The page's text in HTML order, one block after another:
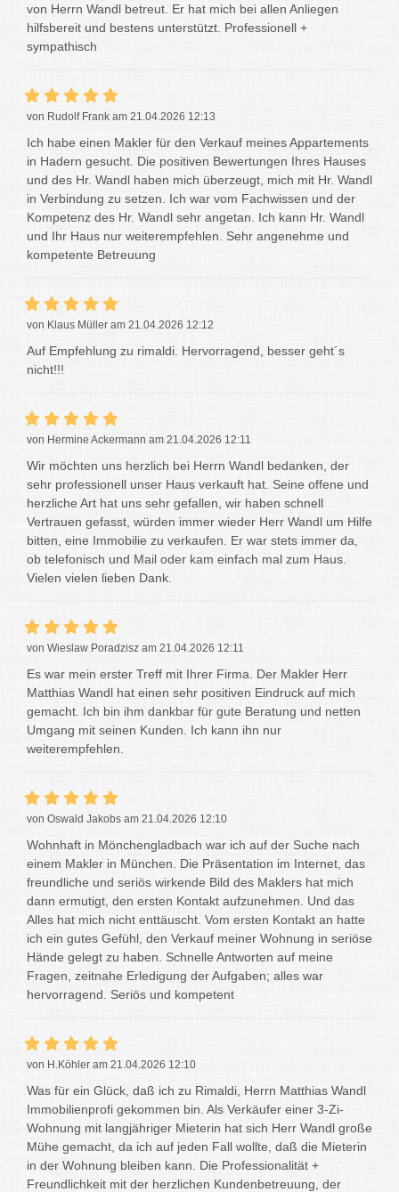
von Herrn Wandl betreut. Er hat mich bei allen Anliegen
hilfsbereit und bestens unterstützt. Professionell +
sympathisch
von Rudolf Frank am 21.04.2026 12:13
Ich habe einen Makler für den Verkauf meines Appartements
in Hadern gesucht. Die positiven Bewertungen Ihres Hauses
und des Hr. Wandl haben mich überzeugt, mich mit Hr. Wandl
in Verbindung zu setzen. Ich war vom Fachwissen und der
Kompetenz des Hr. Wandl sehr angetan. Ich kann Hr. Wandl
und Ihr Haus nur weiterempfehlen. Sehr angenehme und
kompetente Betreuung
von Klaus Müller am 21.04.2026 12:12
Auf Empfehlung zu rimaldi. Hervorragend, besser geht´s
nicht!!!
von Hermine Ackermann am 21.04.2026 12:11
Wir möchten uns herzlich bei Herrn Wandl bedanken, der
sehr professionell unser Haus verkauft hat. Seine offene und
herzliche Art hat uns sehr gefallen, wir haben schnell
Vertrauen gefasst, würden immer wieder Herr Wandl um Hilfe
bitten, eine Immobilie zu verkaufen. Er war stets immer da,
ob telefonisch und Mail oder kam einfach mal zum Haus.
Vielen vielen lieben Dank.
von Wieslaw Poradzisz am 21.04.2026 12:11
Es war mein erster Treff mit Ihrer Firma. Der Makler Herr
Matthias Wandl hat einen sehr positiven Eindruck auf mich
gemacht. Ich bin ihm dankbar für gute Beratung und netten
Umgang mit seinen Kunden. Ich kann ihn nur
weiterempfehlen.
von Oswald Jakobs am 21.04.2026 12:10
Wohnhaft in Mönchengladbach war ich auf der Suche nach
einem Makler in München. Die Präsentation im Internet, das
freundliche und seriös wirkende Bild des Maklers hat mich
dann ermutigt, den ersten Kontakt aufzunehmen. Und das
Alles hat mich nicht enttäuscht. Vom ersten Kontakt an hatte
ich ein gutes Gefühl, den Verkauf meiner Wohnung in seriöse
Hände gelegt zu haben. Schnelle Antworten auf meine
Fragen, zeitnahe Erledigung der Aufgaben; alles war
hervorragend. Seriös und kompetent
von H.Köhler am 21.04.2026 12:10
Was für ein Glück, daß ich zu Rimaldi, Herrn Matthias Wandl
Immobilienprofi gekommen bin. Als Verkäufer einer 3-Zi-
Wohnung mit langjähriger Mieterin hat sich Herr Wandl große
Mühe gemacht, da ich auf jeden Fall wollte, daß die Mieterin
in der Wohnung bleiben kann. Die Professionalität +
Freundlichkeit mit der herzlichen Kundenbetreuung, der